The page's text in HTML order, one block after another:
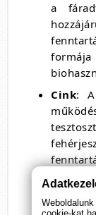
a
Cink: A
Kalcium
cookie-kat